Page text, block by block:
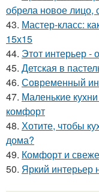
обрела новое лицо,
43. Мастер-класс:
15х15
44. Этот интерьер -
45. Детская в
46. Современный
47. Маленькие
комфорт
48. Хотите, чтобы
дома?
49. Комфорт и
50. Яркий интерьер